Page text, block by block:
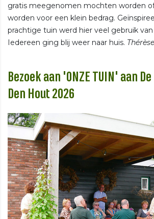
gratis meegenomen mochten worden
worden voor een klein bedrag.
prachtige tuin werd hier veel gebruik
Iedereen ging blij weer naar huis.
Bezoek aan 'ONZE TUIN' aan
Den Hout 2026